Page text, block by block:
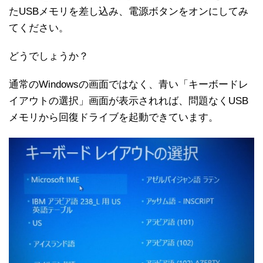
たUSBメモリを差し込み、電源ボタンをオンにしてみ
てください。
どうでしょうか？
通常のWindowsの画面ではなく、青い「キーボードレ
イアウトの選択」画面が表示されれば、問題なくUSB
メモリから回復ドライブを起動できています。